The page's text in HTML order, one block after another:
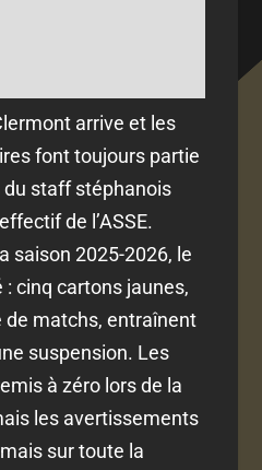
arrive et les
font toujours partie
staff stéphanois
de l’ASSE.
saison 2025-2026, le
cinq cartons jaunes,
matchs, entraînent
suspension. Les
à zéro lors de la
les avertissements
sur toute la